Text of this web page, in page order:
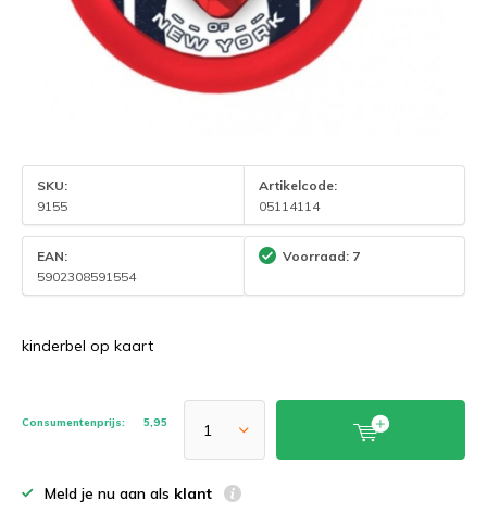
SKU:
9155
Artikelcode:
05114114
EAN:
5902308591554
Voorraad: 7
kinderbel op kaart
Consumentenprijs: 5,95
Meld je nu aan als klant